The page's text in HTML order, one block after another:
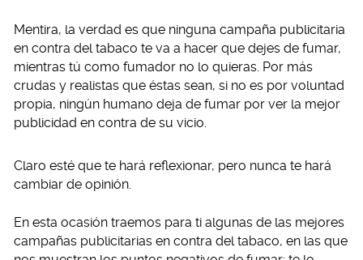
Mentira, la verdad es que ninguna campaña publicitaria
en contra del tabaco te va a hacer que dejes de fumar,
mientras tú como fumador no lo quieras. Por más
crudas y realistas que éstas sean, si no es por voluntad
propia, ningún humano deja de fumar por ver la mejor
publicidad en contra de su vicio.
Claro esté que te hará reflexionar, pero nunca te hará
cambiar de opinión.
En esta ocasión traemos para ti algunas de las mejores
campañas publicitarias en contra del tabaco, en las que